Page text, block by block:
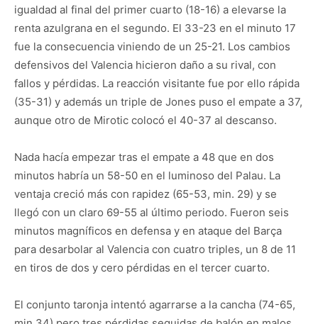
igualdad al final del primer cuarto (18-16) a elevarse la
renta azulgrana en el segundo. El 33-23 en el minuto 17
fue la consecuencia viniendo de un 25-21. Los cambios
defensivos del Valencia hicieron daño a su rival, con
fallos y pérdidas. La reacción visitante fue por ello rápida
(35-31) y además un triple de Jones puso el empate a 37,
aunque otro de Mirotic colocó el 40-37 al descanso.
Nada hacía empezar tras el empate a 48 que en dos
minutos habría un 58-50 en el luminoso del Palau. La
ventaja creció más con rapidez (65-53, min. 29) y se
llegó con un claro 69-55 al último periodo. Fueron seis
minutos magníficos en defensa y en ataque del Barça
para desarbolar al Valencia con cuatro triples, un 8 de 11
en tiros de dos y cero pérdidas en el tercer cuarto.
El conjunto taronja intentó agarrarse a la cancha (74-65,